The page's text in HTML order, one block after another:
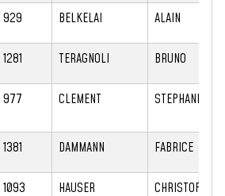
929 BELKELAI ALAIN
1281 TERAGNOLI BRUNO
977 CLEMENT STEPHANE
1381 DAMMANN FABRICE
1093 HAUSER CHRISTOPH